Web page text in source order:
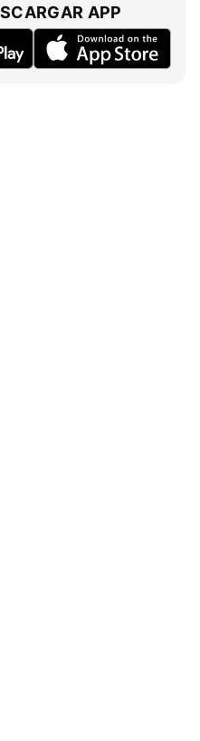
APP